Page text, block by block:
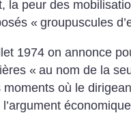
la peur des
« groupuscules
1974 on annonce
« au nom de la
moments où le
l’argument